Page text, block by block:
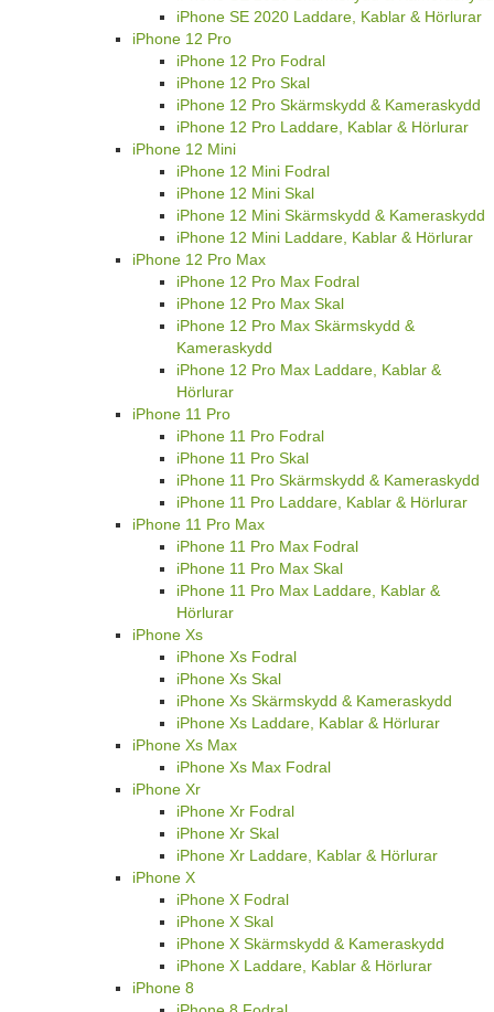
iPhone SE 2020 Laddare, Kablar & Hörlurar
iPhone 12 Pro
iPhone 12 Pro Fodral
iPhone 12 Pro Skal
iPhone 12 Pro Skärmskydd & Kameraskydd
iPhone 12 Pro Laddare, Kablar & Hörlurar
iPhone 12 Mini
iPhone 12 Mini Fodral
iPhone 12 Mini Skal
iPhone 12 Mini Skärmskydd & Kameraskydd
iPhone 12 Mini Laddare, Kablar & Hörlurar
iPhone 12 Pro Max
iPhone 12 Pro Max Fodral
iPhone 12 Pro Max Skal
iPhone 12 Pro Max Skärmskydd &
Kameraskydd
iPhone 12 Pro Max Laddare, Kablar &
Hörlurar
iPhone 11 Pro
iPhone 11 Pro Fodral
iPhone 11 Pro Skal
iPhone 11 Pro Skärmskydd & Kameraskydd
iPhone 11 Pro Laddare, Kablar & Hörlurar
iPhone 11 Pro Max
iPhone 11 Pro Max Fodral
iPhone 11 Pro Max Skal
iPhone 11 Pro Max Laddare, Kablar &
Hörlurar
iPhone Xs
iPhone Xs Fodral
iPhone Xs Skal
iPhone Xs Skärmskydd & Kameraskydd
iPhone Xs Laddare, Kablar & Hörlurar
iPhone Xs Max
iPhone Xs Max Fodral
iPhone Xr
iPhone Xr Fodral
iPhone Xr Skal
iPhone Xr Laddare, Kablar & Hörlurar
iPhone X
iPhone X Fodral
iPhone X Skal
iPhone X Skärmskydd & Kameraskydd
iPhone X Laddare, Kablar & Hörlurar
iPhone 8